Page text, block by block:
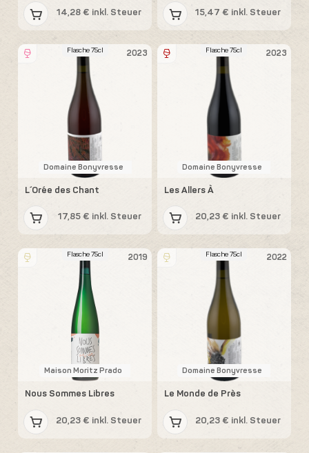
14,28 € inkl. Steuer 15,47 € inkl. Steuer
2023
Flasche 75cl
Domaine Bonyvresse
L´Orée des Chant
17,85 € inkl. Steuer
2023
Flasche 75cl
Domaine Bonyvresse
Les Allers À
20,23 € inkl. Steuer
2019
Flasche 75cl
Maison Moritz Prado
Nous Sommes Libres
20,23 € inkl. Steuer
2022
Flasche 75cl
Domaine Bonyvresse
Le Monde de Près
20,23 € inkl. Steuer